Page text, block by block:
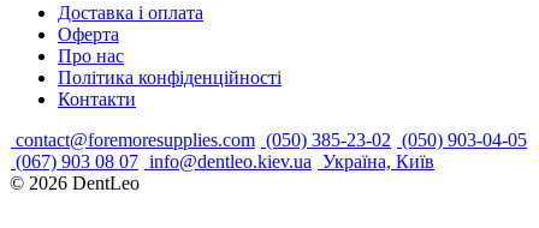
Доставка і оплата
Оферта
Про нас
Політика конфіденційності
Контакти
contact@foremoresupplies.com (050) 385-23-02 (050) 903-04-05
(067) 903 08 07 info@dentleo.kiev.ua Україна, Київ
© 2026 DentLeo